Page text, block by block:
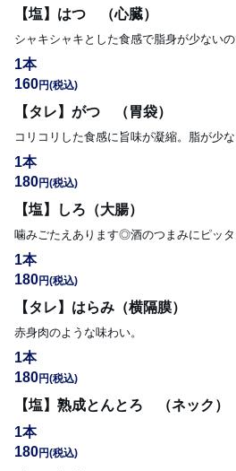
【塩】はつ （心臓）
シャキシャキとした食感で脂身が少ない
1本
160円(税込)
【タレ】がつ （胃袋）
コリコリした食感に旨味が凝縮。脂が少
1本
180円(税込)
【塩】しろ（大腸）
噛みごたえあります◎酒のつまみにピッタ
1本
180円(税込)
【タレ】はらみ（横隔膜）
赤身肉のような味わい。
1本
180円(税込)
【塩】熟成とんとろ （ネック）
1本
180円(税込)